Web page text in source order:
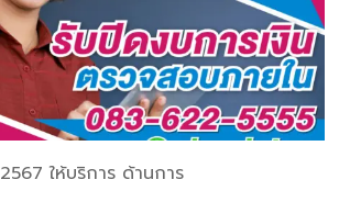
ให้บริการ ด้านการ